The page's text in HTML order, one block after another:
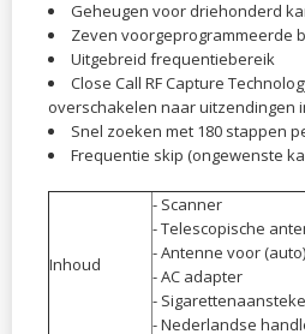
Geheugen voor driehonderd
Zeven voorgeprogrammeerde
Uitgebreid frequentiebereik
Close Call RF Capture
overschakelen naar uitzendingen
Snel zoeken met 180 stappen
Frequentie skip (ongewenste
Inhoud
- Scanner
- Telescopische
- Antenne voor
- AC adapter
-
- Nederlandse